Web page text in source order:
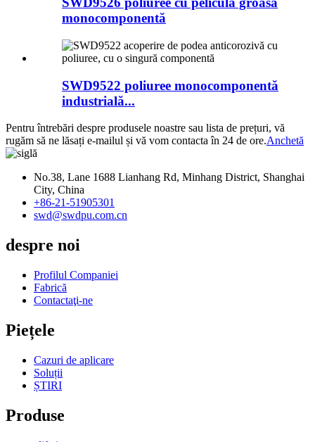
monocomponentă
SWD9522 poliuree monocomponentă
industrială...
Pentru întrebări despre produsele noastre sau lista de prețuri, vă
rugăm să ne lăsați e-mailul și vă vom contacta în 24 de ore.Anchetă
No.38, Lane 1688 Lianhang Rd, Minhang District, Shanghai
City, China
+86-21-51905301
swd@swdpu.com.cn
despre noi
Profilul Companiei
Fabrică
Contactaţi-ne
Piețele
Cazuri de aplicare
Soluții
ȘTIRI
Produse